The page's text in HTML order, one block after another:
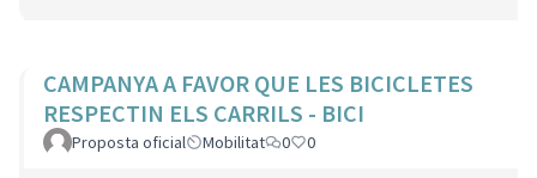
CAMPANYA A FAVOR QUE LES BICICLETES
RESPECTIN ELS CARRILS - BICI
Proposta oficial Mobilitat 0 0